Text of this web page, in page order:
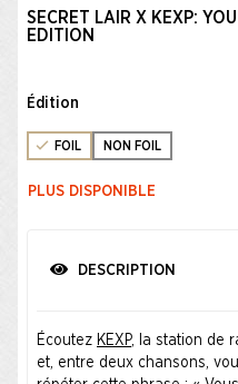
SECRET LAIR X KEXP:
EDITION
Édition
FOIL NON FOIL
PLUS DISPONIBLE
DESCRIPTION
Écoutez KEXP, la station de
et, entre deux chansons,